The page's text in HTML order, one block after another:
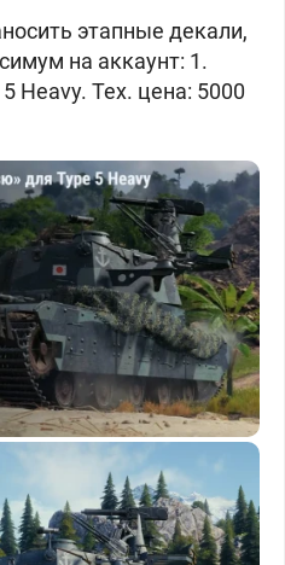
этапные декали,
на аккаунт: 1.
Heavy. Тех. цена: 5000